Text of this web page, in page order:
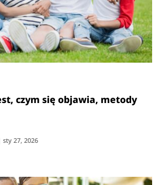
czym się objawia, metody
sty 27, 2026